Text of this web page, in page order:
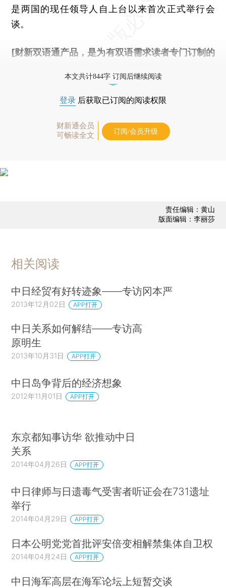
是两国的现任领导人自上台以来首次正式举行会
谈。
[财新双语通产品，是为有双语需求读者专门订制的
本文共计844字 订阅后继续阅读
登录 后获取已订阅的阅读权限
财新通会员
可畅读全文
订阅/会员升级
责任编辑：黄山
版面编辑：李丽莎
相关阅读
中日经贸有好转迹象——专访冈本严
2013年12月02日 APP打开
中日关系如何解结——专访高
原明生
2013年10月31日 APP打开
中日岛争背后的经济想象
2012年11月01日 APP打开
东京都知事访华 欲推动中日
关系
2014年04月26日 APP打开
中日律师与日遗毒气受害者听证会在731遗址
举行
2014年04月29日 APP打开
日本公明党党首批评安倍变相解禁集体自卫权
2014年04月24日 APP打开
中日海军高层在海军论坛上短暂交谈